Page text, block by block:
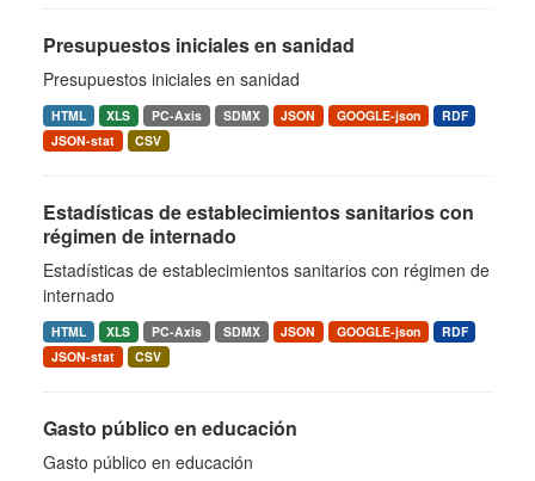
Presupuestos iniciales en sanidad
Presupuestos iniciales en sanidad
HTML XLS PC-Axis SDMX JSON GOOGLE-json
RDF
JSON-stat
CSV
Estadísticas de establecimientos sanitarios con
régimen de internado
Estadísticas de establecimientos sanitarios con régimen de
internado
HTML XLS PC-Axis SDMX JSON GOOGLE-json
RDF
JSON-stat
CSV
Gasto público en educación
Gasto público en educación